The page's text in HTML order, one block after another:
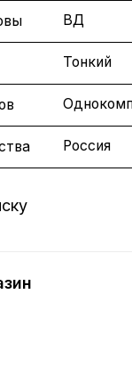
ВД
Тонкий
Россия